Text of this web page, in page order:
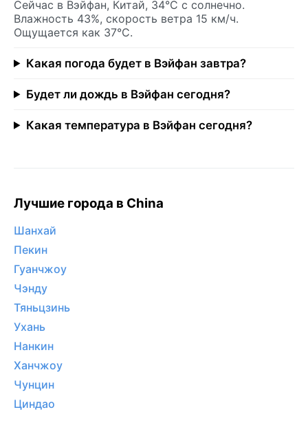
Сейчас в Вэйфан, Китай, 34°C с солнечно.
Влажность 43%, скорость ветра 15 км/ч.
Ощущается как 37°C.
Какая погода будет в Вэйфан завтра?
Будет ли дождь в Вэйфан сегодня?
Какая температура в Вэйфан сегодня?
Лучшие города в China
Шанхай
Пекин
Гуанчжоу
Чэнду
Тяньцзинь
Ухань
Нанкин
Ханчжоу
Чунцин
Циндао